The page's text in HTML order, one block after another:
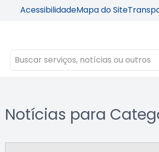
AcessibilidadeMapa do Site
Notícias para